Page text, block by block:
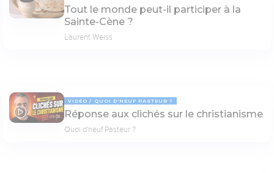
Tout le monde peut-il participer à la
Sainte-Cène ?
Laurent Weiss
09:03
VIDÉO QUOI D'NEUF PASTEUR ?
Réponse aux clichés sur le christianisme
Quoi d'neuf Pasteur ?